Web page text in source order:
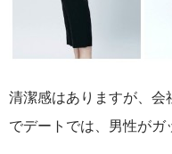
清潔感はありますが、会
でデートでは、男性がガ